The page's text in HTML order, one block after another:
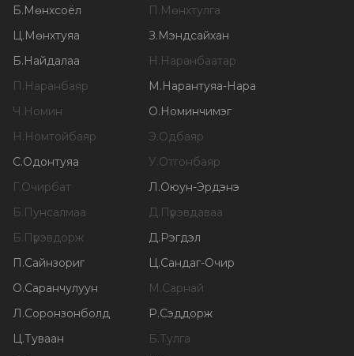
Б.Мөнхсоёл П.Мөнхтулга
Ц.Мөнхтуяа З.Мэндсайхан
Б.Найдалаа Н.Наранбаатар
П.Наранбаяр М.Нарантуяа-Нара
Ч.Номин О.Номинчимэг
Н.Номтойбаяр Э.Одбаяр
С.Одонтуяа У.Отгонбаяр
Г.Очирбат Л.Оюун-Эрдэнэ
Б.Пунсалмаа Д.Пүрэвдаваа
Б.Пүрэвдорж Д.Рэгдэл
П.Сайнзориг Ц.Сандаг-Очир
О.Саранчулуун М.Сарнай
Л.Соронзонболд Р.Сэддорж
Ц.Туваан Б.Тулга